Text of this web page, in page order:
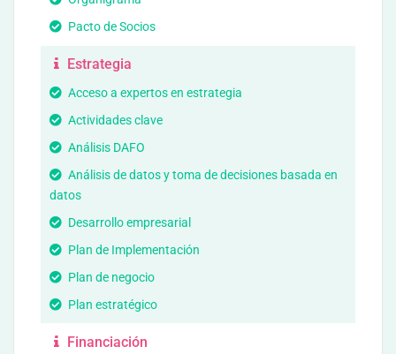
Pacto de Socios
Estrategia
Acceso a expertos en estrategia
Actividades clave
Análisis DAFO
Análisis de datos y toma de decisiones basada en
datos
Desarrollo empresarial
Plan de Implementación
Plan de negocio
Plan estratégico
Financiación